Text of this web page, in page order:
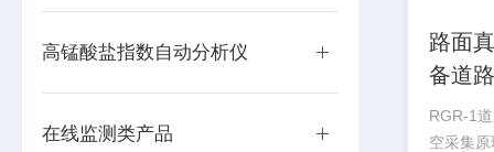
高锰酸盐指数自动分析仪
在线监测类产品
路面
备道
RGR-1
空采集